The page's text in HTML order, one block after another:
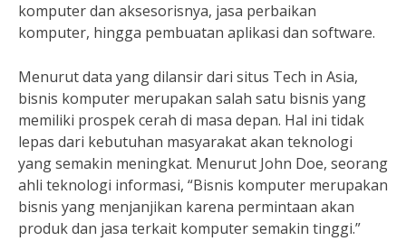
komputer dan aksesorisnya, jasa perbaikan
komputer, hingga pembuatan aplikasi dan software.
Menurut data yang dilansir dari situs Tech in Asia,
bisnis komputer merupakan salah satu bisnis yang
memiliki prospek cerah di masa depan. Hal ini tidak
lepas dari kebutuhan masyarakat akan teknologi
yang semakin meningkat. Menurut John Doe, seorang
ahli teknologi informasi, “Bisnis komputer merupakan
bisnis yang menjanjikan karena permintaan akan
produk dan jasa terkait komputer semakin tinggi.”